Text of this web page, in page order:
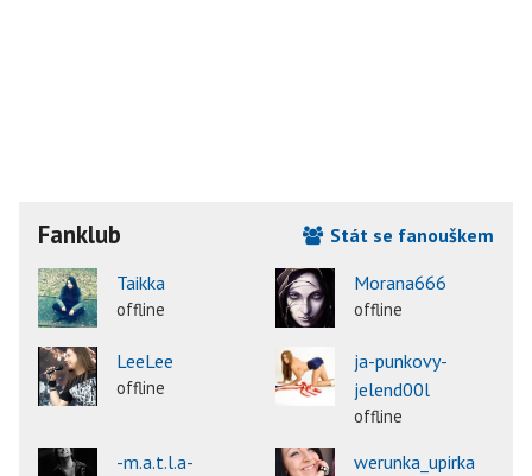
Fanklub
Stát se fanouškem
Taikka
offline
Morana666
offline
LeeLee
offline
ja-punkovy-
jelend00l
offline
-m.a.t.l.a- werunka_upirka